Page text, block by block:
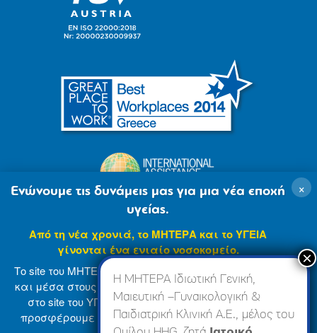
© 2007-2024 ΜΗΤΕΡΑ Α.Ε Όροι Χρήσης
Η ΜΗΤΕΡΑ Ιδιωτική Γενική,
Μαιευτική –Γυναικολογική &
Παιδιατρική Κλινική Α.Ε., μέλος του
×
Ενώνουμε τις δυνάμεις μας για μια νέα εποχή
υγείας.
Από τη νέα χρονιά, το ΜΗΤΕΡΑ και το ΥΓΕΙΑ
γίνονται ένα ενιαίο νοσοκομείο.
Το site του ΜΗΤΕΡΑ βρίσκεται σε φάση ανανέωσης
και μέσα στους επόμενους μήνες θα ενσωματωθεί
στο site του ΥΓΕΙΑ (www.hygeia.gr), ώστε να σας
προσφέρουμε μια πιο ολοκληρωμένη και ενιαία